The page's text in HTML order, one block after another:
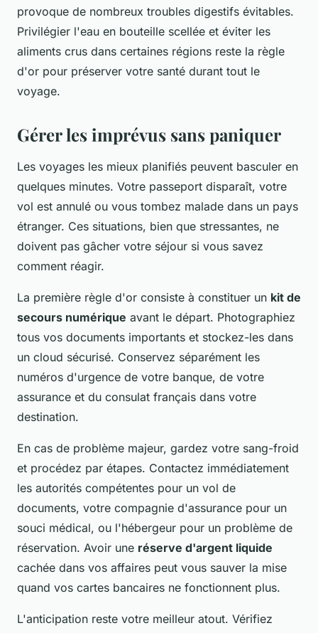
provoque de nombreux troubles digestifs évitables.
Privilégier l'eau en bouteille scellée et éviter les
aliments crus dans certaines régions reste la règle
d'or pour préserver votre santé durant tout le
voyage.
Gérer les imprévus sans paniquer
Les voyages les mieux planifiés peuvent basculer en
quelques minutes. Votre passeport disparaît, votre
vol est annulé ou vous tombez malade dans un pays
étranger. Ces situations, bien que stressantes, ne
doivent pas gâcher votre séjour si vous savez
comment réagir.
La première règle d'or consiste à constituer un kit de
secours numérique avant le départ. Photographiez
tous vos documents importants et stockez-les dans
un cloud sécurisé. Conservez séparément les
numéros d'urgence de votre banque, de votre
assurance et du consulat français dans votre
destination.
En cas de problème majeur, gardez votre sang-froid
et procédez par étapes. Contactez immédiatement
les autorités compétentes pour un vol de
documents, votre compagnie d'assurance pour un
souci médical, ou l'hébergeur pour un problème de
réservation. Avoir une réserve d'argent liquide
cachée dans vos affaires peut vous sauver la mise
quand vos cartes bancaires ne fonctionnent plus.
L'anticipation reste votre meilleur atout. Vérifiez